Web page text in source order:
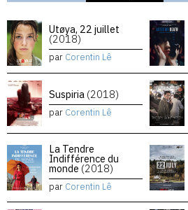
Utøya, 22 juillet
(2018)
par Corentin Lê
Suspiria (2018)
par Corentin Lê
La Tendre
Indifférence du
monde (2018)
par Corentin Lê